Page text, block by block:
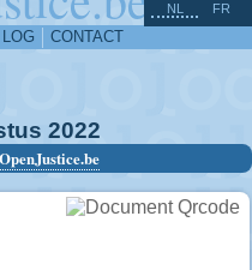
CONTACT
NL FR
2022
^